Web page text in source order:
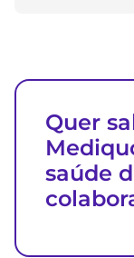
Quer
saúde